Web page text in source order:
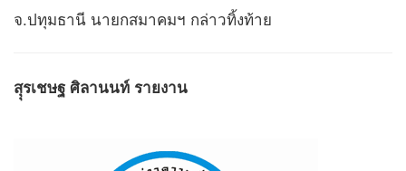
จ.ปทุมธานี นายกสมาคมฯ กล่าวทิ้งท้าย
สุุรเชษฐ ศิลานนท์ รายงาน